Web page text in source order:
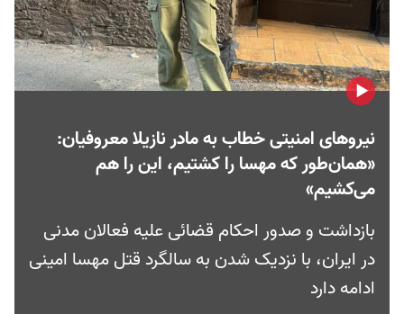
نیروهای امنیتی خطاب به مادر نازیلا معروفیان:
«همان‌طور که مهسا را کشتیم، این را هم
می‌کشیم»
بازداشت‌ و صدور احکام قضائی علیه فعالان مدنی
در ایران، با نزدیک شدن به سالگرد قتل مهسا امینی
ادامه دارد